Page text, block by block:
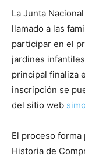
La Junta
llamado a las
participar en el
jardines
principal finaliza
inscripción se
del sitio web
El proceso forma
Historia de